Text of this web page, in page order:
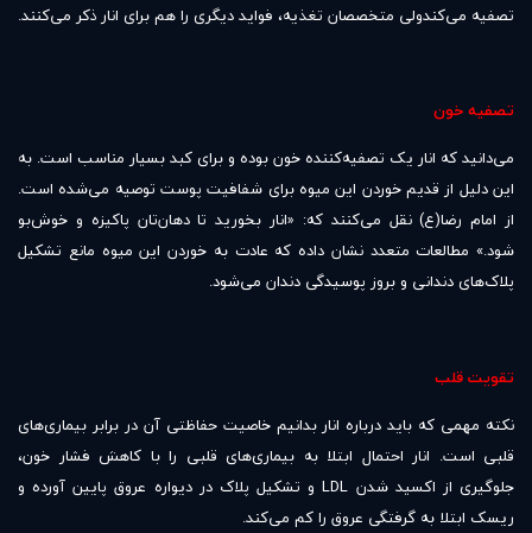
تصفیه می‌کندولی متخصصان تغذیه، فواید دیگری را هم برای انار ذکر می‌کنند.
تصفیه خون
می‌دانید که انار یک تصفیه‌کننده خون بوده و برای کبد بسیار مناسب است. به
این دلیل از قدیم خوردن این میوه برای شفافیت پوست توصیه می‌شده است.
از امام رضا(ع) نقل می‌کنند که: «انار بخورید تا دهان‌تان پاکیزه و خوش‌بو
شود.» مطالعات متعدد نشان داده که عادت به خوردن این میوه مانع تشکیل
پلاک‌های دندانی و بروز پوسیدگی دندان می‌شود.
تقویت قلب
نکته مهمی که باید درباره انار بدانیم خاصیت حفاظتی آن در برابر بیماری‌های
قلبی است. انار احتمال ابتلا به بیماری‌های قلبی را با کاهش فشار خون،
جلوگیری از اکسید شدن LDL و تشکیل پلاک در دیواره عروق پایین آورده و
ریسک ابتلا به گرفتگی عروق را کم می‌کند.